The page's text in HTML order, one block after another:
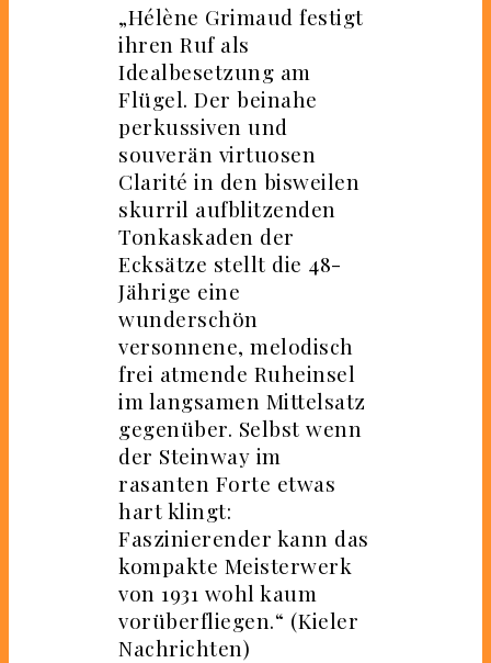
„Hélène Grimaud festigt
ihren Ruf als
Idealbesetzung am
Flügel. Der beinahe
perkussiven und
souverän virtuosen
Clarité in den bisweilen
skurril aufblitzenden
Tonkaskaden der
Ecksätze stellt die 48-
Jährige eine
wunderschön
versonnene, melodisch
frei atmende Ruheinsel
im langsamen Mittelsatz
gegenüber. Selbst wenn
der Steinway im
rasanten Forte etwas
hart klingt:
Faszinierender kann das
kompakte Meisterwerk
von 1931 wohl kaum
vorüberfliegen.“ (Kieler
Nachrichten)